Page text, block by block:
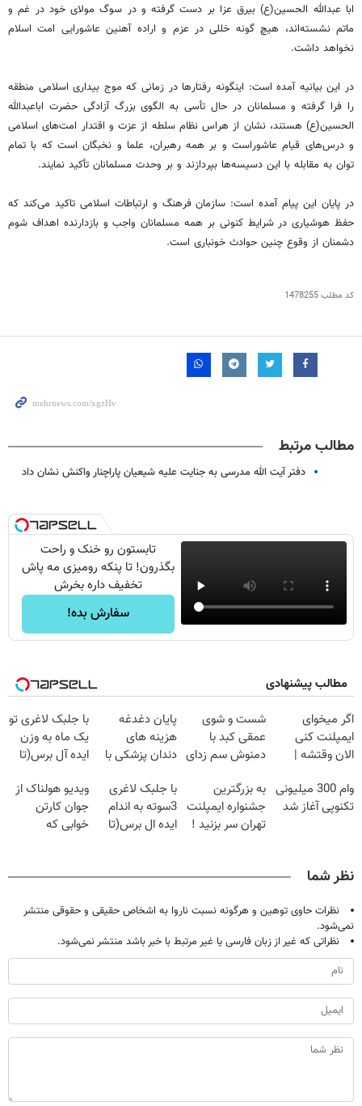
ابا عبدالله الحسین(ع) بیرق عزا بر دست گرفته و در سوگ مولای خود در غم و
ماتم نشسته‌اند، هیچ گونه خللی در عزم و اراده آهنین عاشورایی امت اسلام
نخواهد داشت.
در این بیانیه آمده است: اینگونه رفتارها در زمانی که موج بیداری اسلامی منطقه
را فرا گرفته و مسلمانان در حال تأسی به الگوی بزرگ آزادگی حضرت اباعبدالله
الحسین(ع) هستند، نشان از هراس نظام سلطه از عزت و اقتدار امت‌های اسلامی
و درس‌های قیام عاشوراست و بر همه رهبران، علما و نخبگان است که با تمام
توان به مقابله با این دسیسه‌ها بپردازند و بر وحدت مسلمانان تأکید نمایند.
در پایان این پیام آمده است: سازمان فرهنگ و ارتباطات اسلامی تاکید می‌کند که
حفظ هوشیاری در شرایط کنونی بر همه مسلمانان واجب و بازدارنده اهداف شوم
دشمنان از وقوع چنین حوادث خونباری است.
کد مطلب1478255
مطالب مرتبط
دفتر آیت الله مدرسی به جنایت علیه شیعیان پاراچنار واکنش نشان داد
تابستون رو خنک و راحت
بگذرون! تا پنکه رومیزی مه پاش
تخفیف داره بخرش
سفارش بده!
مطالب پیشنهادی
اگر میخوای
ایمپلنت کنی
الان وقتشه |
میلیون تومان!!!
شست و شوی
عمقی کبد با
دمنوش سم زدای
پایان دغدغه
هزینه های
دندان پزشکی با
خانگی
با جلبک لاغری تو
یک ماه به وزن
ایده آل برس(تا
ویژه)
وام 300 میلیونی
تکنوپی آغاز شد
به بزرگترین
جشنواره ایمپلنت
تهران سر بزنید !
با جلبک لاغری
3سوته به اندام
ایده ال برس(تا
ویدیو هولناک از
جوان کارتن
خوابی که
نظر شما
نظرات حاوی توهین و هرگونه نسبت ناروا به اشخاص حقیقی و حقوقی منتشر
نمی‌شود.
نظراتی که غیر از زبان فارسی یا غیر مرتبط با خبر باشد منتشر نمی‌شود.